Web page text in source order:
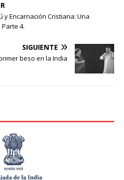
y Encarnación Cristiana: Una
4.
SIGUIENTE
beso en la India